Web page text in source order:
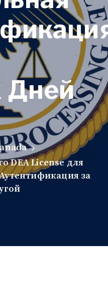
Дней
DEA License для
за